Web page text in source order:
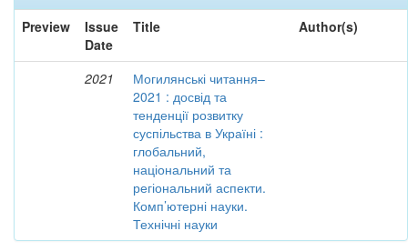
Preview
Issue
Date
Title Author(s)
2021
Могилянські читання–
2021 : досвід та
тенденції розвитку
суспільства в Україні :
глобальний,
національний та
регіональний аспекти.
Комп’ютерні науки.
Технічні науки